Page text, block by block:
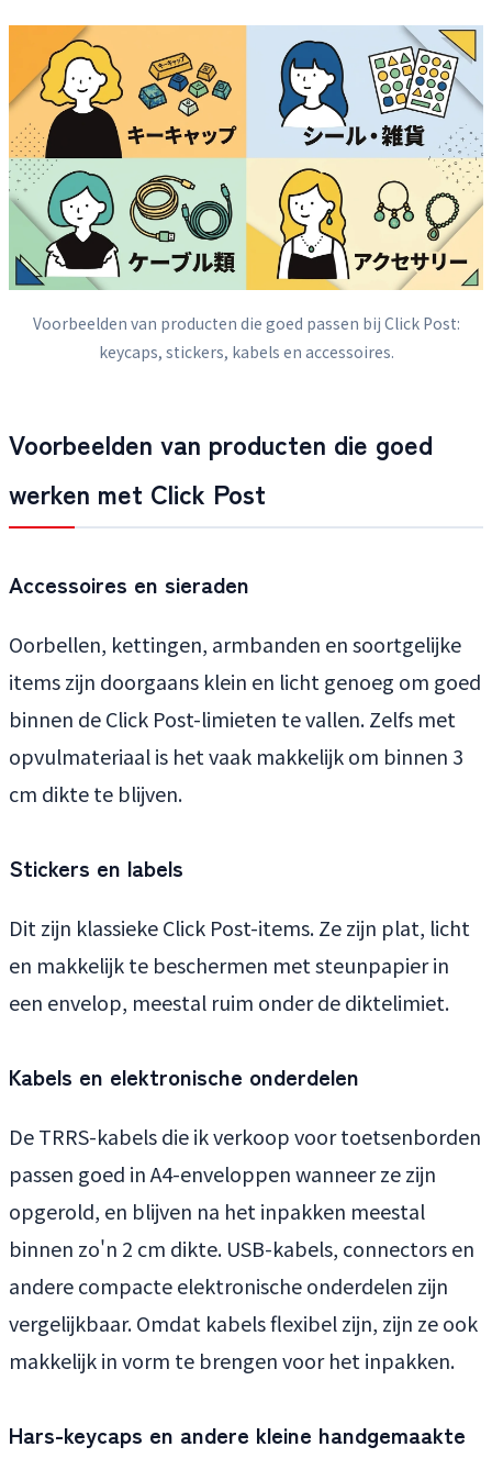
Voorbeelden van producten die goed passen bij Click Post:
keycaps, stickers, kabels en accessoires.
Voorbeelden van producten die goed
werken met Click Post
Accessoires en sieraden
Oorbellen, kettingen, armbanden en soortgelijke
items zijn doorgaans klein en licht genoeg om goed
binnen de Click Post-limieten te vallen. Zelfs met
opvulmateriaal is het vaak makkelijk om binnen 3
cm dikte te blijven.
Stickers en labels
Dit zijn klassieke Click Post-items. Ze zijn plat, licht
en makkelijk te beschermen met steunpapier in
een envelop, meestal ruim onder de diktelimiet.
Kabels en elektronische onderdelen
De TRRS-kabels die ik verkoop voor toetsenborden
passen goed in A4-enveloppen wanneer ze zijn
opgerold, en blijven na het inpakken meestal
binnen zo'n 2 cm dikte. USB-kabels, connectors en
andere compacte elektronische onderdelen zijn
vergelijkbaar. Omdat kabels flexibel zijn, zijn ze ook
makkelijk in vorm te brengen voor het inpakken.
Hars-keycaps en andere kleine handgemaakte